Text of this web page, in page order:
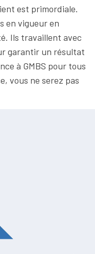
est primordiale.
en vigueur en
Ils travaillent avec
garantir un résultat
à GMBS pour tous
vous ne serez pas